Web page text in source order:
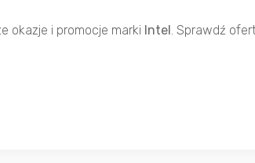
okazje i promocje marki Intel . Sprawdź